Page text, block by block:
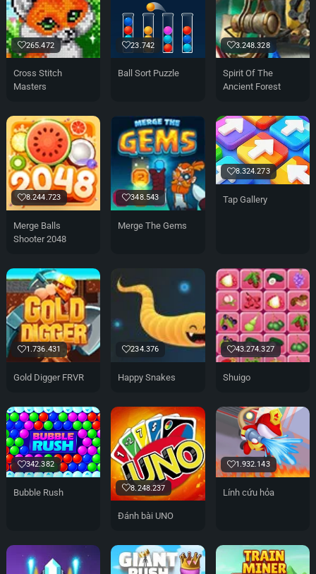
265.472
Cross Stitch
Masters
23.742
Ball Sort Puzzle
3.248.328
Spirit Of The
Ancient Forest
8.244.723
Merge Balls
Shooter 2048
348.543
Merge The Gems
8.324.273
Tap Gallery
1.736.431
Gold Digger FRVR
234.376
Happy Snakes
43.274.327
Shuigo
342.382
Bubble Rush 8.248.237
Đánh bài UNO
1.932.143
Lính cứu hỏa